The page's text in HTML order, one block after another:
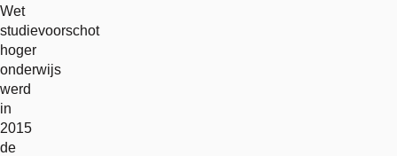
Wet
studievoorschot
hoger
onderwijs
werd
in
2015
de